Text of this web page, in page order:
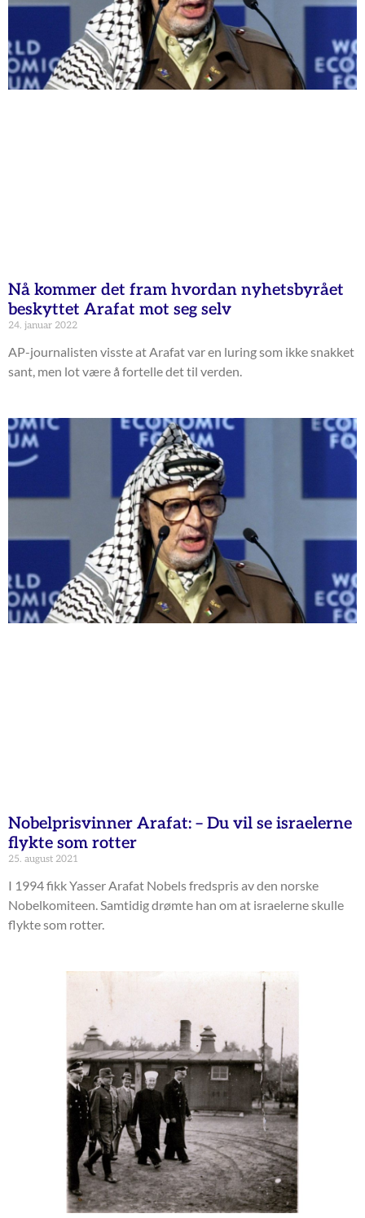
Nå kommer det fram hvordan nyhetsbyrået
beskyttet Arafat mot seg selv
24. januar 2022
AP-journalisten visste at Arafat var en luring som ikke snakket
sant, men lot være å fortelle det til verden.
Nobelprisvinner Arafat: – Du vil se israelerne
flykte som rotter
25. august 2021
I 1994 fikk Yasser Arafat Nobels fredspris av den norske
Nobelkomiteen. Samtidig drømte han om at israelerne skulle
flykte som rotter.